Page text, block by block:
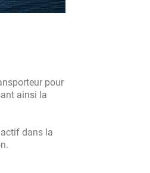
pour
ainsi la
dans la